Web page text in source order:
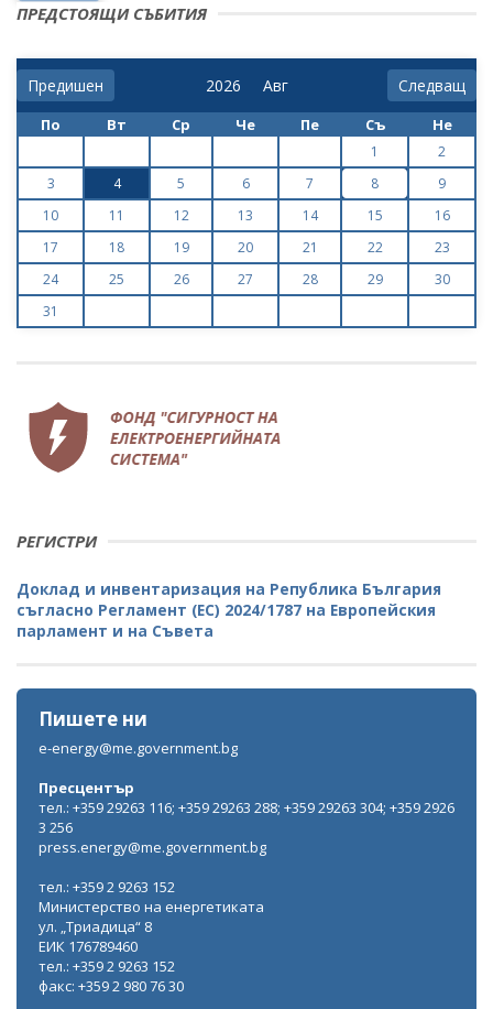
ПРЕДСТОЯЩИ СЪБИТИЯ
Предишен Следващ
По Вт Ср Че Пе Съ Не
1
2
3
4 5 6 7 8
9
10
11 12 13 14 15
16
17
18 19 20 21 22
23
24
25 26 27 28 29
30
31
РЕГИСТРИ
Доклад и инвентаризация на Република България
съгласно Регламент (ЕС) 2024/1787 на Европейския
парламент и на Съвета
Пишете ни
e-energy@me.government.bg
Пресцентър
тел.: +359 29263 116; +359 29263 288; +359 29263 304; +359 2926
3 256
press.energy@me.government.bg
тел.: +359 2 9263 152
Министерство на енергетиката
ул. „Триадица“ 8
ЕИК 176789460
тел.: +359 2 9263 152
факс: +359 2 980 76 30